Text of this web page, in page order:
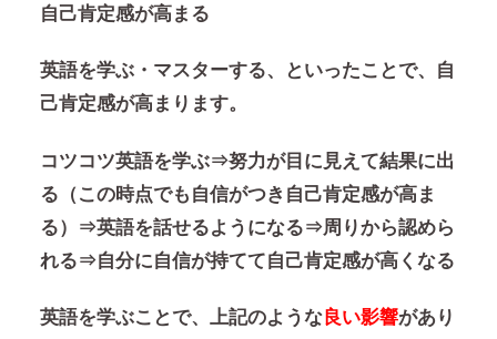
自己肯定感が高まる
英語を学ぶ・マスターする、といったことで、自
己肯定感が高まります。
コツコツ英語を学ぶ⇒努力が目に見えて結果に出
る（この時点でも自信がつき自己肯定感が高ま
る）⇒英語を話せるようになる⇒周りから認めら
れる⇒自分に自信が持てて自己肯定感が高くなる
英語を学ぶことで、上記のような良い影響があり